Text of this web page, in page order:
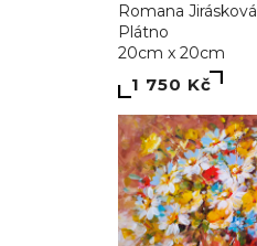
Romana Jirásková
Plátno
20cm x 20cm
1 750 Kč